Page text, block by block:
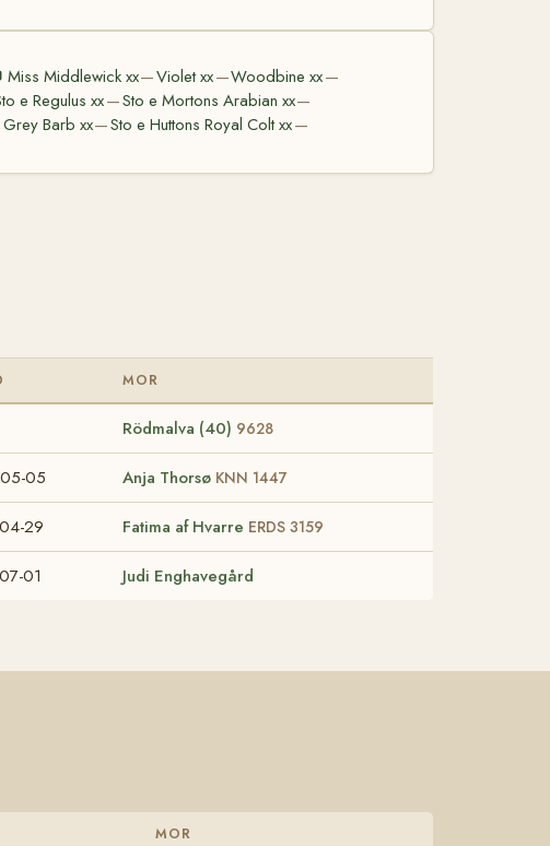
Miss Middlewick xx—Violet xx—Woodbine xx—
e Regulus xx—Sto e Mortons Arabian xx—
Barb xx—Sto e Huttons Royal Colt xx—
MOR
Rödmalva (40) 9628
05 Anja Thorsø KNN 1447
29 Fatima af Hvarre ERDS 3159
01 Judi Enghavegård
MOR